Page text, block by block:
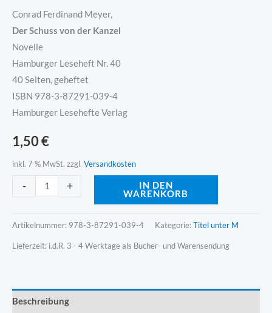
Conrad Ferdinand Meyer,
Der Schuss von der Kanzel
Novelle
Hamburger Leseheft Nr. 40
40 Seiten, geheftet
ISBN 978-3-87291-039-4
Hamburger Lesehefte Verlag
1,50€
inkl. 7 % MwSt. zzgl. Versandkosten
- +
IN DEN
WARENKORB
Artikelnummer: 978-3-87291-039-4 Kategorie:Titel unter M
Lieferzeit: i.d.R. 3 - 4 Werktage als Bücher- und Warensendung
Beschreibung